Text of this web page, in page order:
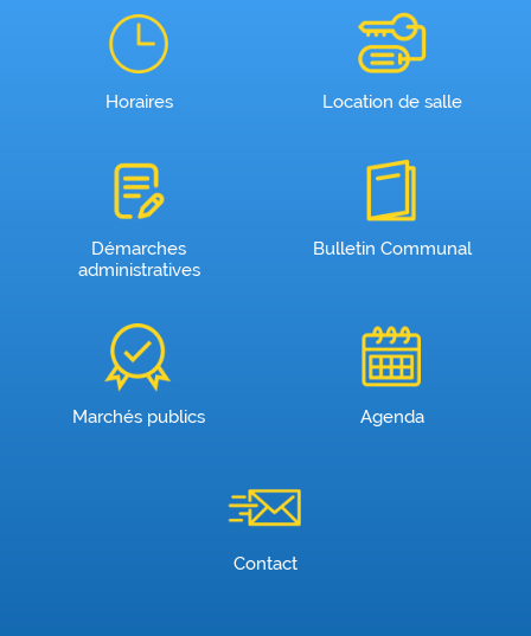
Horaires Location de salle
Démarches
administratives
Bulletin Communal
Marchés publics Agenda
Contact